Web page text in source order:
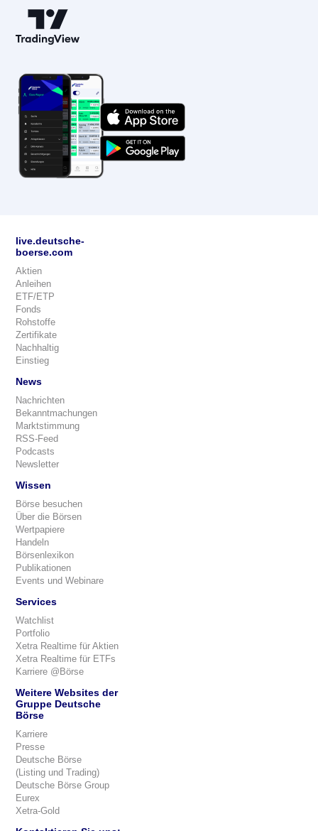
live.deutsche-
boerse.com
Aktien
Anleihen
ETF/ETP
Fonds
Rohstoffe
Zertifikate
Nachhaltig
Einstieg
News
Nachrichten
Bekanntmachungen
Marktstimmung
RSS-Feed
Podcasts
Newsletter
Wissen
Börse besuchen
Über die Börsen
Wertpapiere
Handeln
Börsenlexikon
Publikationen
Events und Webinare
Services
Watchlist
Portfolio
Xetra Realtime für Aktien
Xetra Realtime für ETFs
Karriere @Börse
Weitere Websites der
Gruppe Deutsche
Börse
Karriere
Presse
Deutsche Börse
(Listing und Trading)
Deutsche Börse Group
Eurex
Xetra-Gold